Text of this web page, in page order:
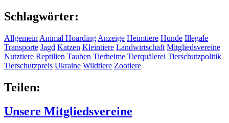
Schlagwörter:
Allgemein Animal Hoarding Anzeige Heimtiere Hunde Illegale
Transporte Jagd Katzen Kleintiere Landwirtschaft Mitgliedsvereine
Nutztiere Reptilien Tauben Tierheime Tierquälerei Tierschutzpolitik
Tierschutzpreis Ukraine Wildtiere Zootiere
Teilen:
Unsere Mitgliedsvereine